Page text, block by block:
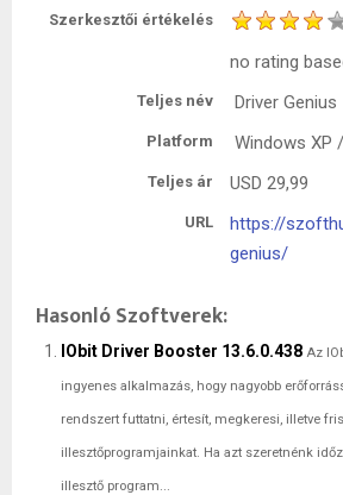
Szerkesztői értékelés
no rating
Teljes név Driver Genius
Platform Windows XP
Teljes ár USD 29,99
URL
https://
genius/
Hasonló Szoftverek:
IObit Driver Booster 13.6.0.438 Az
ingyenes alkalmazás, hogy nagyobb
rendszert futtatni, értesít, megkeresi, illetve
illesztőprogramjainkat. Ha azt szeretnénk
illesztő program...